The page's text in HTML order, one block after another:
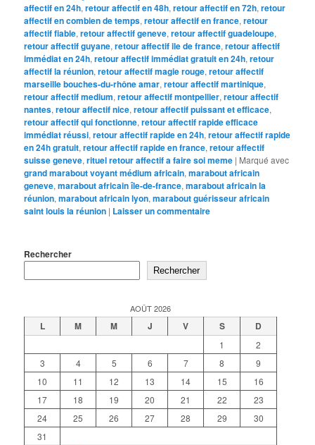
affectif en 24h,retour affectif en 48h,retour affectif en 72h,retour
affectif en combien de temps,retour affectif en france,retour
affectif fiable,retour affectif geneve,retour affectif guadeloupe,
retour affectif guyane,retour affectif ile de france,retour affectif
immédiat en 24h,retour affectif immédiat gratuit en 24h,retour
affectif la réunion,retour affectif magie rouge,retour affectif
marseille bouches-du-rhône amar,retour affectif martinique,
retour affectif medium,retour affectif montpellier,retour affectif
nantes,retour affectif nice,retour affectif puissant et efficace,
retour affectif qui fonctionne,retour affectif rapide efficace
immédiat réussi,retour affectif rapide en 24h,retour affectif rapide
en 24h gratuit,retour affectif rapide en france,retour affectif
suisse geneve,rituel retour affectif a faire soi meme | Marqué avec
grand marabout voyant médium africain,marabout africain
geneve,marabout africain île-de-france,marabout africain la
réunion,marabout africain lyon,marabout guérisseur africain
saint louis la réunion | Laisser un commentaire
Rechercher
Rechercher
AOÛT 2026
L M M J V S D
1
2
3
4 5 6 7 8
9
10
11 12 13 14 15
16
17
18 19 20 21 22
23
24
25 26 27 28 29
30
31